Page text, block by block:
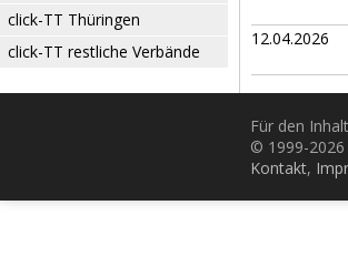
click-TT Thüringen
click-TT restliche Verbände
12.04.2026
Für den
© 1999-2026
Kontakt,